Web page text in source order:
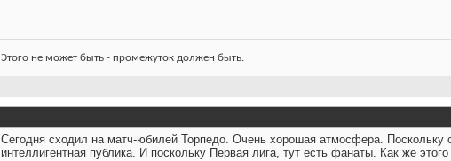
Этого не может быть - промежуток должен быть.
Сегодня сходил на матч-юбилей Торпедо. Очень хорошая атмосфера. Поскольку
интеллигентная публика. И поскольку Первая лига, тут есть фанаты. Как же